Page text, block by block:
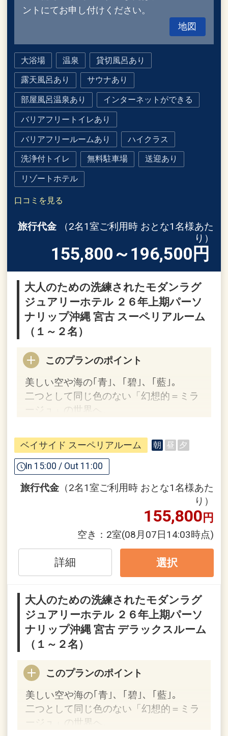
ントにてお申し付けください。
地図
大浴場 温泉 貸切風呂あり
露天風呂あり サウナあり
部屋風呂温泉あり インターネットができる
バリアフリートイレあり
バリアフリールームあり ハイクラス
洗浄付トイレ 無料駐車場 送迎あり
リゾートホテル
口コミを見る
旅行代金
（2名1室ご利用時 おとな1名様あた
り）
155,800～196,500 円
大人のための洗練されたモダンラグ
ジュアリーホテル ２６年上期パーソ
ナリップ沖縄 宮古 スーペリアルーム
（１～２名）
このプランのポイント
美しい空や海の｢青｣、｢碧｣、｢藍｣。
二つとして同じ色のない「幻想的＝ミラ
ージュ」の世界へ。
ホテルポイント
●宮古空港からの送迎サービス
※空港発はご到着時間の近い便のお客様
が集まり次第出発いたしますため、多少
お待ちいただく場合がございます。
※ホテル発～空港（復路）のご送迎はご
※ご希望される時間の送迎車が満席にな
る場合もございます。お早めにご予約く
ださい。
また、航空便の到着時刻によってはご利
※バスの運行スケジュールなどはホーム
ページまたは予約センターへお問い合わ
せください。
※下地島空港とシギラセブンマイルズリ
社「みやこ下地島エアポートライナー」
は下地島空港～宮古空港の往復となりま
す。（シギラセブンマイルズリゾートに
は停車しません）
ベイサイド スーペリアルーム 朝 昼 夕
In 15:00 / Out 11:00
旅行代金 （2名1室ご利用時 おとな1名様あた
り）
155,800円
空き： 2室(08月07日14:03時点)
詳細 選択
大人のための洗練されたモダンラグ
ジュアリーホテル ２６年上期パーソ
ナリップ沖縄 宮古 デラックスルーム
（１～２名）
このプランのポイント
美しい空や海の｢青｣、｢碧｣、｢藍｣。
二つとして同じ色のない「幻想的＝ミラ
ージュ」の世界へ。